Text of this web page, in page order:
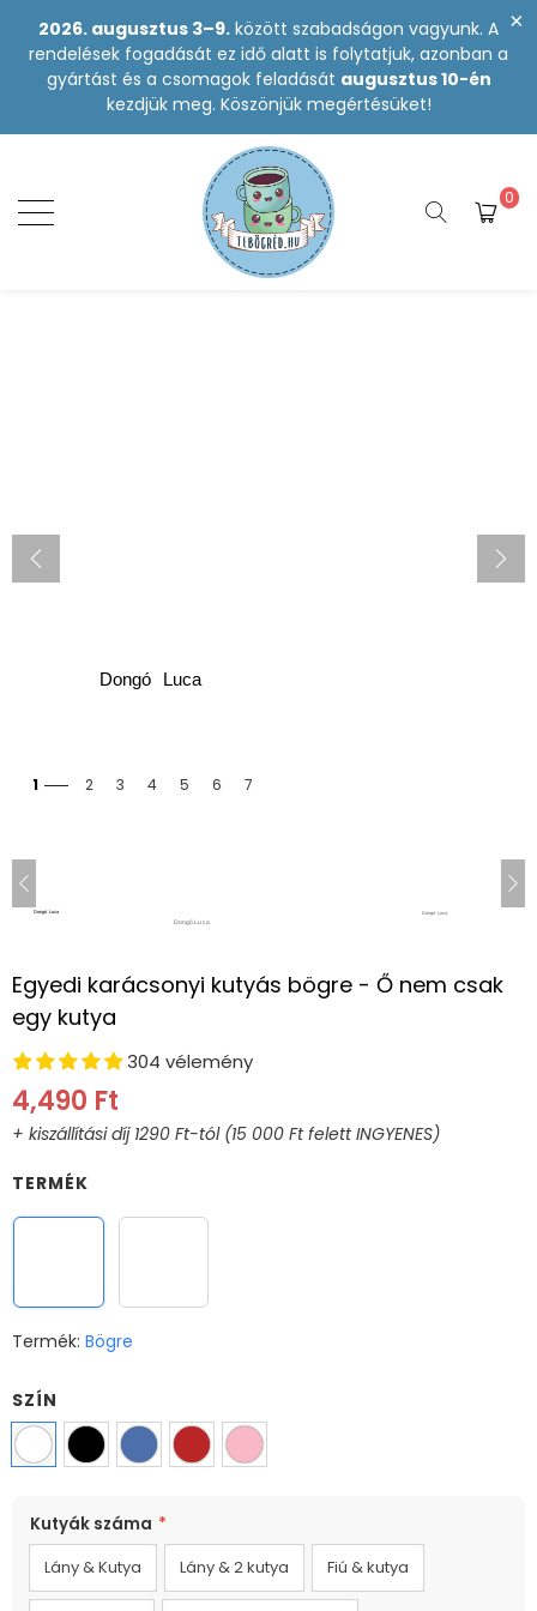
2026. augusztus 3–9. között szabadságon vagyunk. A
rendelések fogadását ez idő alatt is folytatjuk, azonban a
gyártást és a csomagok feladását augusztus 10-én
kezdjük meg. Köszönjük megértésüket!
0
1 2 3 4 5 6 7
Egyedi karácsonyi kutyás bögre - Ő nem csak
egy kutya
304 vélemény
4,490 Ft
TERMÉK
Termék: Bögre
SZÍN
Kutyák száma *
Lány & Kutya
Lány & 2 kutya Fiú & kutya